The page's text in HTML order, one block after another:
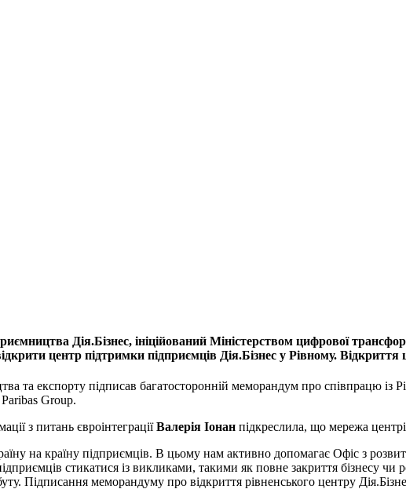
Дія.Бізнес, ініційований Міністерством цифрової
центр підтримки підприємців Дія.Бізнес у Рівному. Відкриття
та експорту підписав багатосторонній меморандум про співпрацю
Group.
з питань євроінтеграціїВалерія Іонан підкреслила, що мережа
на країну підприємців. В цьому нам активно допомагає Офіс з
стикатися із викликами, такими як повне закриття бізнесу
Підписання меморандуму про відкриття рівненського центру